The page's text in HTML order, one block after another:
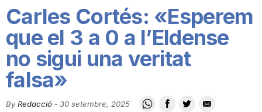
C
i
Carles Cortés: «Esperem
que el 3 a 0 a l’Eldense
no sigui una veritat
falsa»
By Redacció -30 setembre, 2025